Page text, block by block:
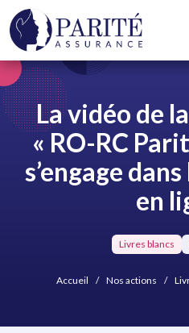
La vidéo de
« RO-RC
s’engage
en
Livres blancs
Accueil Nos actions